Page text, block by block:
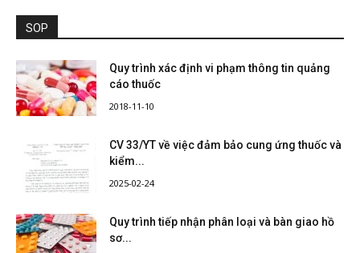
SOP
Quy trình xác định vi phạm thông tin quảng
cáo thuốc
2018-11-10
CV 33/YT về việc đảm bảo cung ứng thuốc và
kiểm...
2025-02-24
Quy trình tiếp nhận phân loại và bàn giao hồ
sơ...